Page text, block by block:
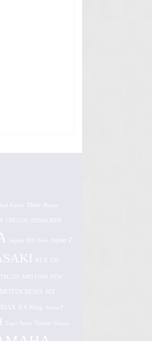
Beat Karbu
CRF150L DTRACKER
Jupiter MX New Jupiter Z
KLX 150
250 MIO FINO NEW
MOTOCROSS MX
RX King Satria F
Tiger Revo Vixion Vixion